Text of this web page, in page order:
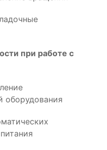
при работе с
оборудования